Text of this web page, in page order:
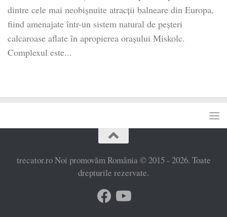
dintre cele mai neobișnuite atracții balneare din Europa,
fiind amenajate într-un sistem natural de peșteri
calcaroase aflate în apropierea orașului Miskolc.
Complexul este...
trecator.ro Noi promovăm România © 2015 - 2026. Toate
drepturile rezervate.